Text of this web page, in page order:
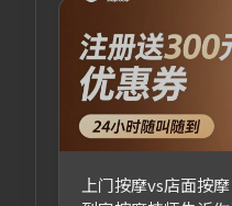
上门按摩vs店面按